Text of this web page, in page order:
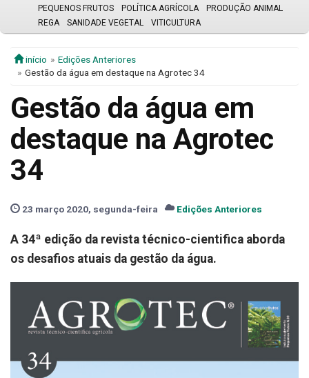
PEQUENOS FRUTOS
POLÍTICA AGRÍCOLA
PRODUÇÃO ANIMAL
REGA
SANIDADE VEGETAL VITICULTURA
início
Edições Anteriores
Gestão da água em destaque na Agrotec 34
Gestão da água em
destaque na Agrotec
34
23 março 2020, segunda-feira Edições Anteriores
A 34ª edição da revista técnico-cientifica aborda
os desafios atuais da gestão da água.